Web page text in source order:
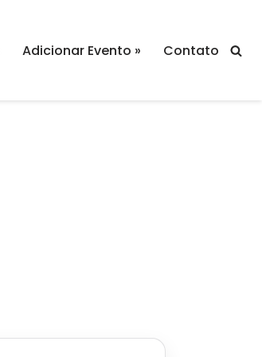
Adicionar Evento » Contato